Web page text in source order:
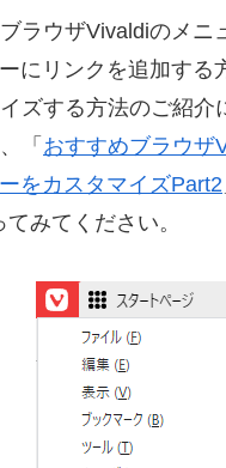
ラウザVivaldiのメ
にリンクを追加す
ズする方法のご紹
「 おすすめブラウザ
をカスタマイズPart2
みてください。